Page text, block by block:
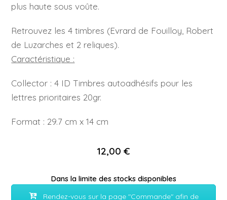
plus haute sous voûte.
Retrouvez les 4 timbres (Evrard de Fouilloy, Robert
de Luzarches et 2 reliques).
Caractéristique :
Collector : 4 ID Timbres autoadhésifs pour les
lettres prioritaires 20gr.
Format : 29.7 cm x 14 cm
12,00 €
Dans la limite des stocks disponibles
Rendez-vous sur la page "Commande" afin de